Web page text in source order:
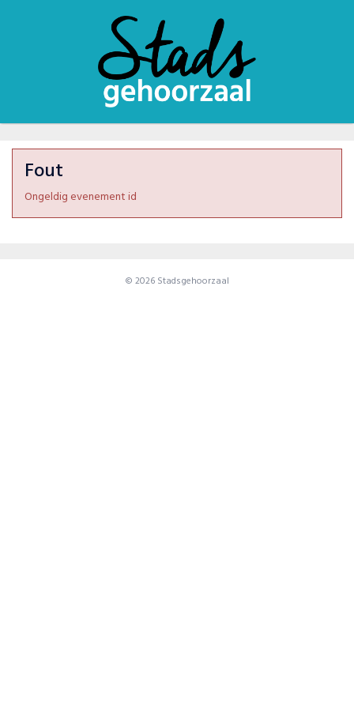
Fout
Ongeldig evenement id
© 2026 Stadsgehoorzaal